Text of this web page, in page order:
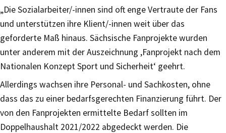
„Die Sozialarbeiter/-innen sind oft enge Vertraute der Fans
und unterstützen ihre Klient/-innen weit über das
geforderte Maß hinaus. Sächsische Fanprojekte wurden
unter anderem mit der Auszeichnung ,Fanprojekt nach dem
Nationalen Konzept Sport und Sicherheit‘ geehrt.
Allerdings wachsen ihre Personal- und Sachkosten, ohne
dass das zu einer bedarfsgerechten Finanzierung führt. Der
von den Fanprojekten ermittelte Bedarf sollten im
Doppelhaushalt 2021/2022 abgedeckt werden. Die